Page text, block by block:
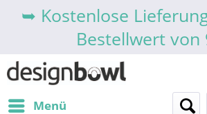
➥ Kostenlose
Bestellwert von
Menü